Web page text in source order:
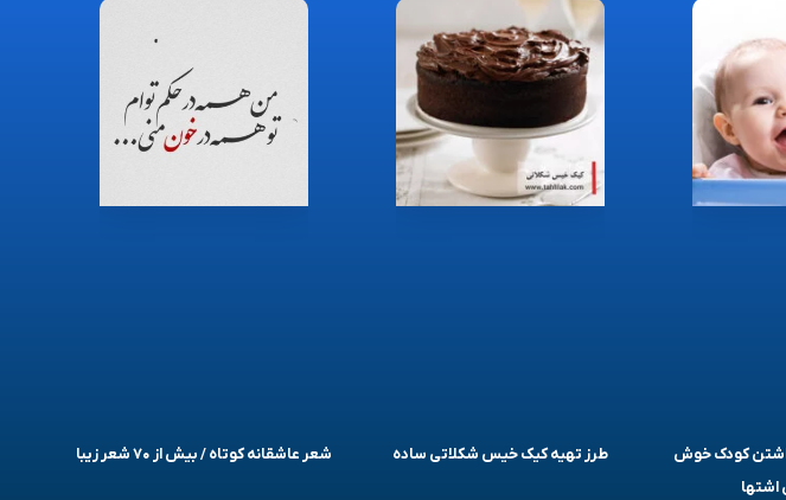
داشتن کودک خوش
طرز تهیه کیک خیس شکلاتی ساده شعر عاشقانه کوتاه / بیش از ۷۰ شعر زیبا